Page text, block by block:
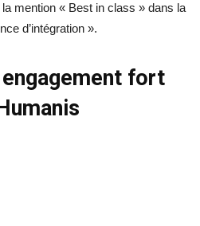
mention « Best in class » dans la
d’intégration ».
engagement fort